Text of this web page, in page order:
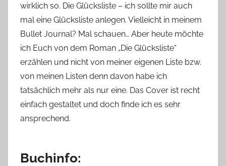
wirklich so. Die Glücksliste – ich sollte mir auch
mal eine Glücksliste anlegen. Vielleicht in meinem
Bullet Journal? Mal schauen… Aber heute möchte
ich Euch von dem Roman „Die Glücksliste“
erzählen und nicht von meiner eigenen Liste bzw.
von meinen Listen denn davon habe ich
tatsächlich mehr als nur eine. Das Cover ist recht
einfach gestaltet und doch finde ich es sehr
ansprechend.
Buchinfo: